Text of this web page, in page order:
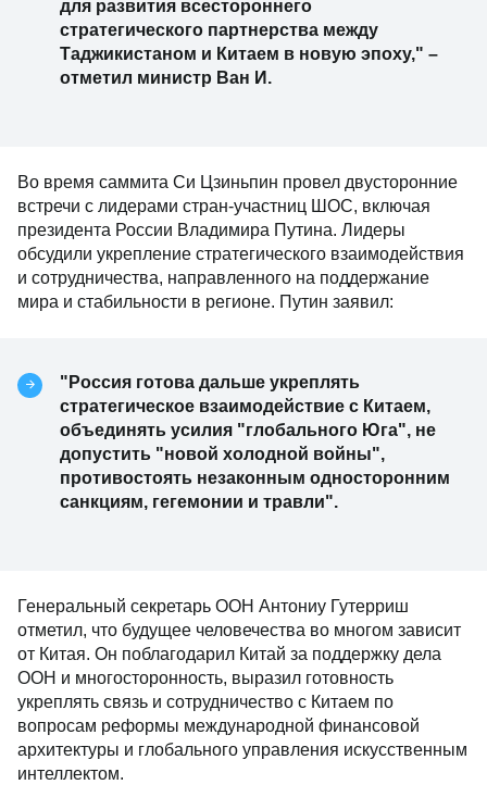
для развития всестороннего
стратегического партнерства между
Таджикистаном и Китаем в новую эпоху," –
отметил министр Ван И.
Во время саммита Си Цзиньпин провел двусторонние
встречи с лидерами стран-участниц ШОС, включая
президента России Владимира Путина. Лидеры
обсудили укрепление стратегического взаимодействия
и сотрудничества, направленного на поддержание
мира и стабильности в регионе. Путин заявил:
"Россия готова дальше укреплять
стратегическое взаимодействие с Китаем,
объединять усилия "глобального Юга", не
допустить "новой холодной войны",
противостоять незаконным односторонним
санкциям, гегемонии и травли".
Генеральный секретарь ООН Антониу Гутерриш
отметил, что будущее человечества во многом зависит
от Китая. Он поблагодарил Китай за поддержку дела
ООН и многосторонность, выразил готовность
укреплять связь и сотрудничество с Китаем по
вопросам реформы международной финансовой
архитектуры и глобального управления искусственным
интеллектом.